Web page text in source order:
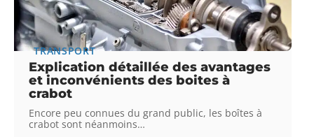
TRANSPORT
Explication détaillée des avantages
et inconvénients des boites à
crabot
Encore peu connues du grand public, les boîtes à
crabot sont néanmoins…